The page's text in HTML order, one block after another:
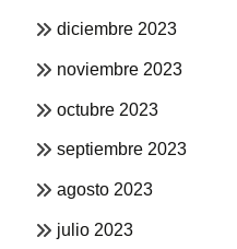
diciembre 2023
noviembre 2023
octubre 2023
septiembre 2023
agosto 2023
julio 2023